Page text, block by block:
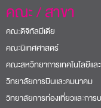
คณะ / สาขา
คณะดิจิทัลมีเดีย
คณะนิเทศศาสตร์
คณะสหวิทยาการเทคโนโลยีแ
วิทยาลัยการบินและคมนาคม
วิทยาลัยการท่องเที่ยวและการ